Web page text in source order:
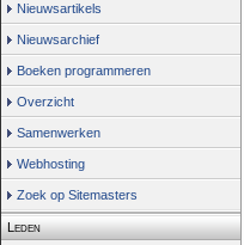
Nieuwsartikels
Nieuwsarchief
Boeken programmeren
Overzicht
Samenwerken
Webhosting
Zoek op Sitemasters
Leden